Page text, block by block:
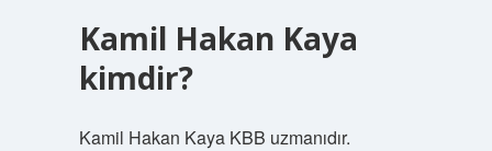
Kamil Hakan Kaya
kimdir?
Kamil Hakan Kaya KBB uzmanıdır.